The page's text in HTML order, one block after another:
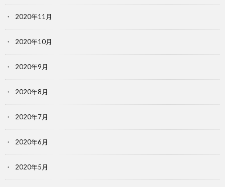
2020年11月
2020年10月
2020年9月
2020年8月
2020年7月
2020年6月
2020年5月